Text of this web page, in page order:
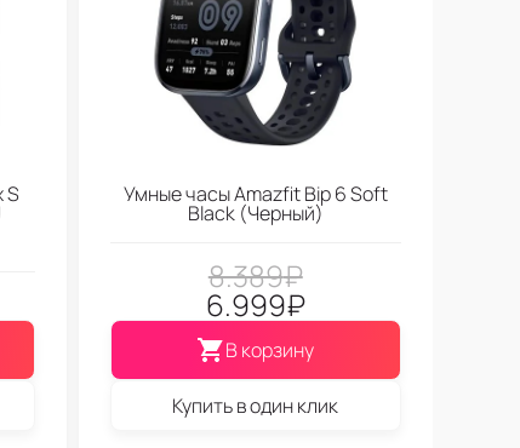
S Умные часы Amazfit Bip 6 Soft
Black (Черный)
8.389₽
6.999₽
В корзину
Купить в один клик